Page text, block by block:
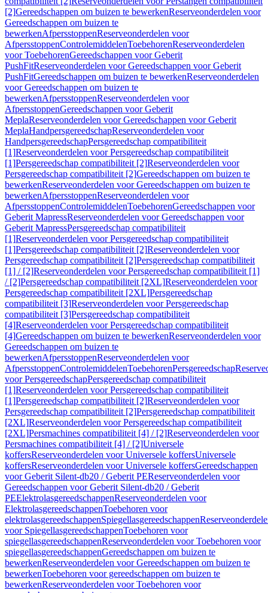
[2]Gereedschappen om buizen te bewerkenReserveonderdelen voor
Gereedschappen om buizen te
bewerkenAfpersstoppenReserveonderdelen voor
AfpersstoppenControlemiddelenToebehorenReserveonderdelen
voor ToebehorenGereedschappen voor Geberit
PushFitReserveonderdelen voor Gereedschappen voor Geberit
PushFitGereedschappen om buizen te bewerkenReserveonderdelen
voor Gereedschappen om buizen te
bewerkenAfpersstoppenReserveonderdelen voor
AfpersstoppenGereedschappen voor Geberit
MeplaReserveonderdelen voor Gereedschappen voor Geberit
MeplaHandpersgereedschapReserveonderdelen voor
HandpersgereedschapPersgereedschap compatibiliteit
[1]Reserveonderdelen voor Persgereedschap compatibiliteit
[1]Persgereedschap compatibiliteit [2]Reserveonderdelen voor
Persgereedschap compatibiliteit [2]Gereedschappen om buizen te
bewerkenReserveonderdelen voor Gereedschappen om buizen te
bewerkenAfpersstoppenReserveonderdelen voor
AfpersstoppenControlemiddelenToebehorenGereedschappen voor
Geberit MapressReserveonderdelen voor Gereedschappen voor
Geberit MapressPersgereedschap compatibiliteit
[1]Reserveonderdelen voor Persgereedschap compatibiliteit
[1]Persgereedschap compatibiliteit [2]Reserveonderdelen voor
Persgereedschap compatibiliteit [2]Persgereedschap compatibiliteit
[1] / [2]Reserveonderdelen voor Persgereedschap compatibiliteit [1]
/ [2]Persgereedschap compatibiliteit [2XL]Reserveonderdelen voor
Persgereedschap compatibiliteit [2XL]Persgereedschap
compatibiliteit [3]Reserveonderdelen voor Persgereedschap
compatibiliteit [3]Persgereedschap compatibiliteit
[4]Reserveonderdelen voor Persgereedschap compatibiliteit
[4]Gereedschappen om buizen te bewerkenReserveonderdelen voor
Gereedschappen om buizen te
bewerkenAfpersstoppenReserveonderdelen voor
AfpersstoppenControlemiddelenToebehorenPersgereedschap
voor PersgereedschapPersgereedschap compatibiliteit
[1]Reserveonderdelen voor Persgereedschap compatibiliteit
[1]Persgereedschap compatibiliteit [2]Reserveonderdelen voor
Persgereedschap compatibiliteit [2]Persgereedschap compatibiliteit
[2XL]Reserveonderdelen voor Persgereedschap compatibiliteit
[2XL]Persmachines compatibiliteit [4] / [2]Reserveonderdelen voor
Persmachines compatibiliteit [4] / [2]Universele
koffersReserveonderdelen voor Universele koffersUniversele
koffersReserveonderdelen voor Universele koffersGereedschappen
voor Geberit Silent-db20 / Geberit PEReserveonderdelen voor
Gereedschappen voor Geberit Silent-db20 / Geberit
PEElektrolasgereedschappenReserveonderdelen voor
ElektrolasgereedschappenToebehoren voor
elektrolasgereedschappenSpiegellasgereedschappen
voor SpiegellasgereedschappenToebehoren voor
spiegellasgereedschappenReserveonderdelen voor Toebehoren voor
spiegellasgereedschappenGereedschappen om buizen te
bewerkenReserveonderdelen voor Gereedschappen om buizen te
bewerkenToebehoren voor gereedschappen om buizen te
bewerkenReserveonderdelen voor Toebehoren voor